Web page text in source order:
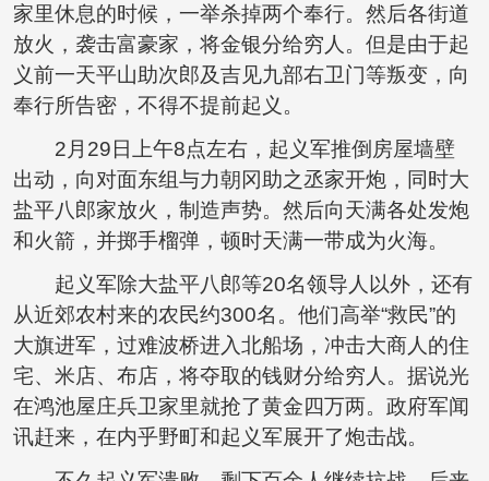
家里休息的时候，一举杀掉两个奉行。然后各街道
放火，袭击富豪家，将金银分给穷人。但是由于起
义前一天平山助次郎及吉见九部右卫门等叛变，向
奉行所告密，不得不提前起义。
2月29日上午8点左右，起义军推倒房屋墙壁
出动，向对面东组与力朝冈助之丞家开炮，同时大
盐平八郎家放火，制造声势。然后向天满各处发炮
和火箭，并掷手榴弹，顿时天满一带成为火海。
起义军除大盐平八郎等20名领导人以外，还有
从近郊农村来的农民约300名。他们高举“救民”的
大旗进军，过难波桥进入北船场，冲击大商人的住
宅、米店、布店，将夺取的钱财分给穷人。据说光
在鸿池屋庄兵卫家里就抢了黄金四万两。政府军闻
讯赶来，在内乎野町和起义军展开了炮击战。